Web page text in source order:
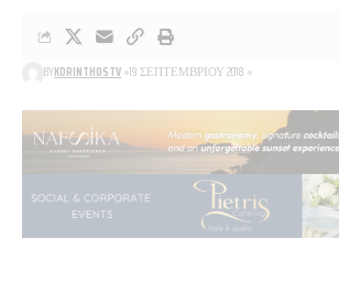
BYKORINTHOSTV 19 ΣΕΠΤΕΜΒΡΊΟΥ 2018